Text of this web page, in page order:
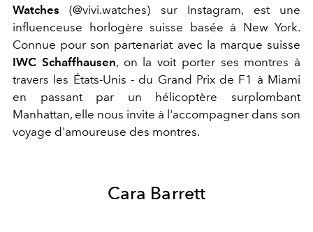
Watches(@vivi.watches) sur Instagram, est une
influenceuse horlogère suisse basée à New York.
Connue pour son partenariat avec la marque suisse
IWC Schaffhausen, on la voit porter ses montres à
travers les États-Unis - du Grand Prix de F1 à Miami
en passant par un hélicoptère surplombant
Manhattan, elle nous invite à l'accompagner dans son
voyage d'amoureuse des montres.
Cara Barrett